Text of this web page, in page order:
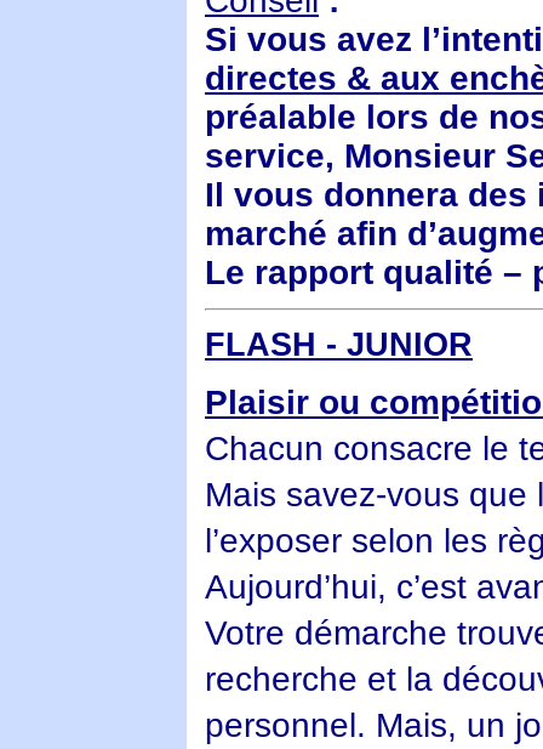
Si vous avez
directes & aux
préalable lors de
service, Monsieur
Il vous donnera
marché afin
Le rapport qualité –
FLASH - JUNIOR
Plaisir ou
Chacun consacre le
Mais savez-vous que
l’exposer selon les
Aujourd’hui, c’est
Votre démarche
recherche et la
personnel. Mais, un